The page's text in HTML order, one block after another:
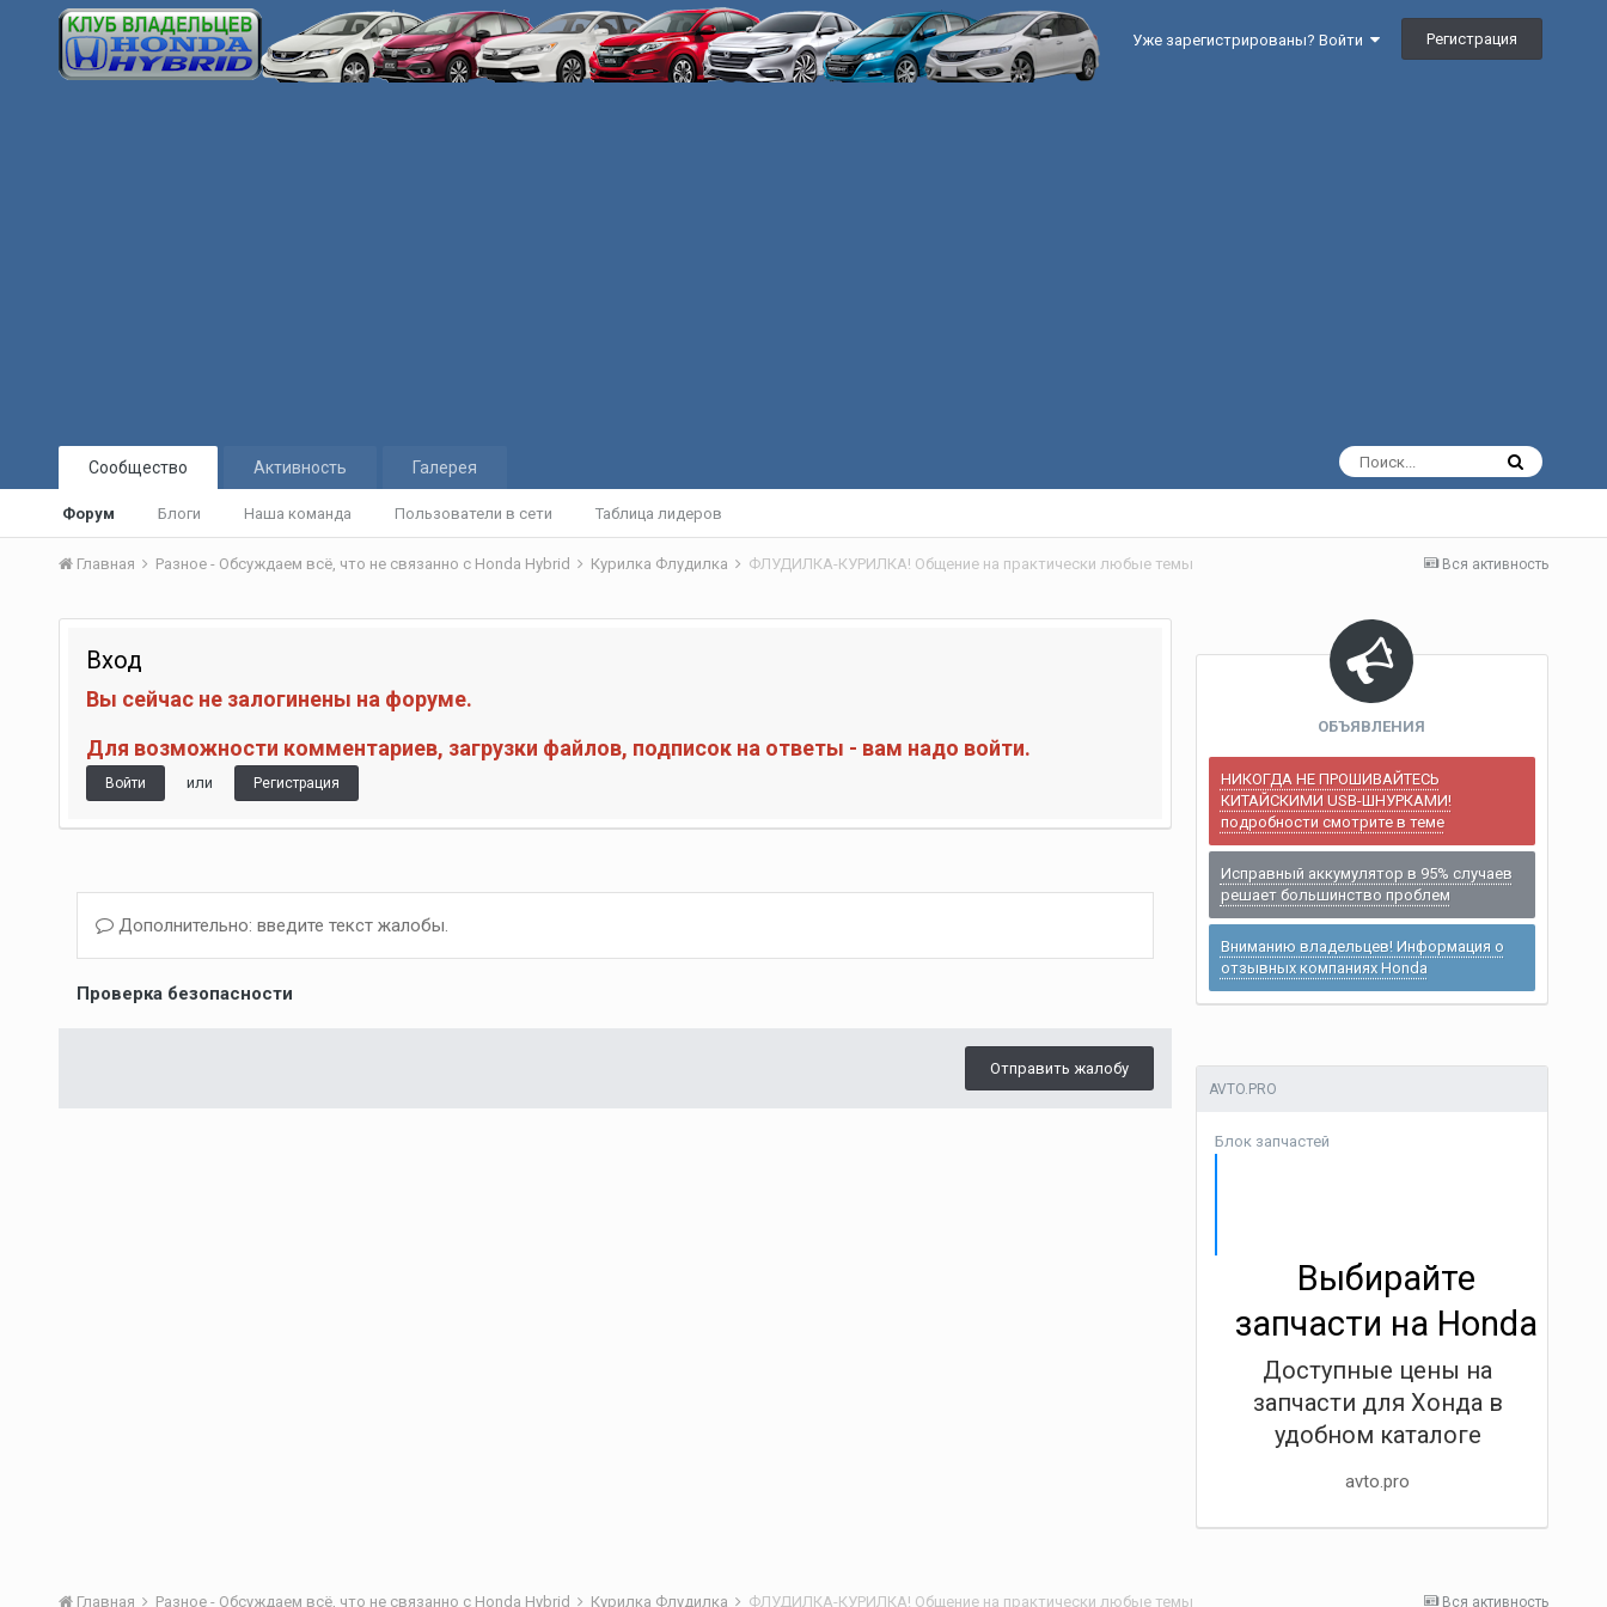
Уже зарегистрированы? Войти Регистрация
Сообщество
Форум Блоги Наша команда Пользователи в сети Таблица лидеров
Активность Галерея
Вся активность
Главная Разное - Обсуждаем всё, что не связанно с Honda Hybrid Курилка Флудилка ФЛУДИЛКА-КУРИЛКА! Общение на практически любые темы
Вход
Вы сейчас не залогинены на форуме.
Для возможности комментариев, загрузки файлов, подписок на ответы - вам надо войти.
Войти или Регистрация
Дополнительно: введите текст жалобы.
Проверка безопасности
Отправить жалобу
ОБЪЯВЛЕНИЯ
НИКОГДА НЕ ПРОШИВАЙТЕСЬ
КИТАЙСКИМИ USB-ШНУРКАМИ!
подробности смотрите в теме
Исправный аккумулятор в 95% случаев
решает большинство проблем
Вниманию владельцев! Информация о
отзывных компаниях Honda
AVTO.PRO
Блок запчастей
Выбирайте
запчасти на Honda
Доступные цены на
запчасти для Хонда в
удобном каталоге
avto.pro
Вся активность
Главная Разное - Обсуждаем всё, что не связанно с Honda Hybrid Курилка Флудилка ФЛУДИЛКА-КУРИЛКА! Общение на практически любые темы